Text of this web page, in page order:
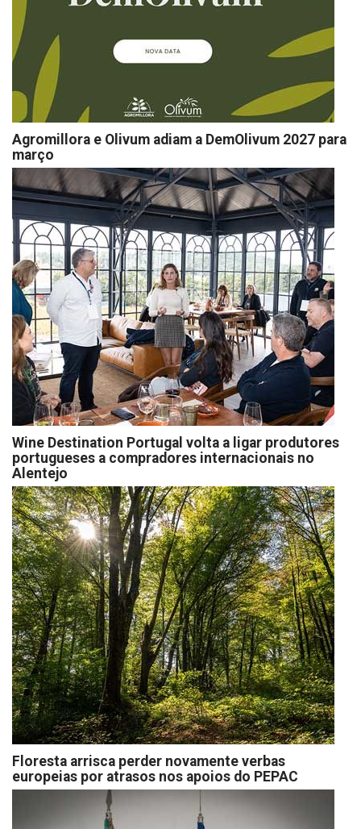
Agromillora e Olivum adiam a DemOlivum 2027 para
março
Wine Destination Portugal volta a ligar produtores
portugueses a compradores internacionais no
Alentejo
Floresta arrisca perder novamente verbas
europeias por atrasos nos apoios do PEPAC